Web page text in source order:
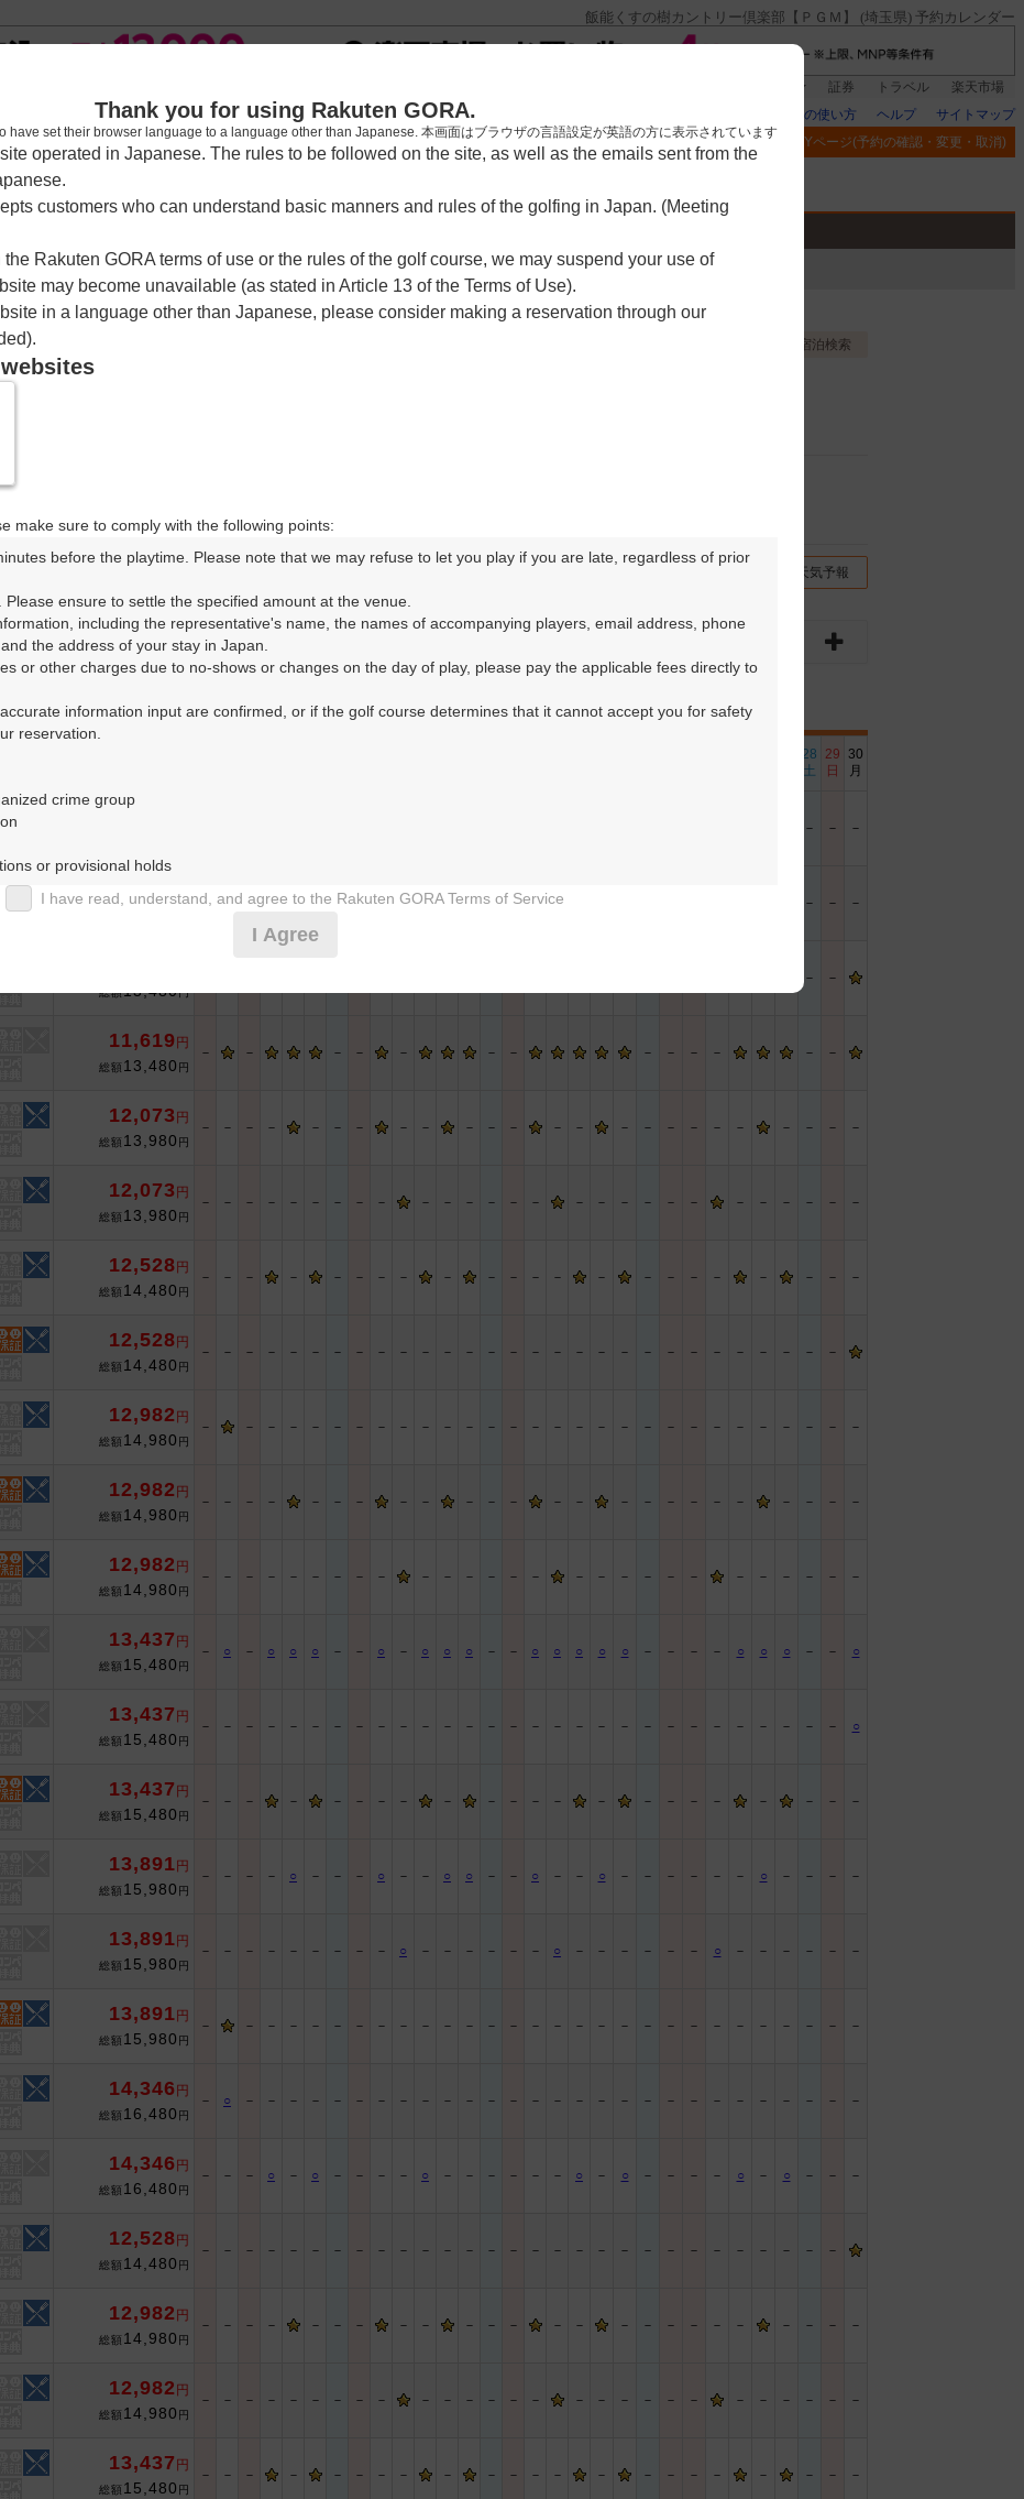
飯能くすの樹カントリー倶楽部【ＰＧＭ】 (埼玉県) 予約カレンダー
証券 トラベル
楽天市場
楽天GORAの使い方
ヘルプ
サイトマップ
閲覧履歴
お気に入り MYページ(予約の確認・変更・取消)
レンダー
ントリー倶楽部【ＰＧＭ】 宿泊検索
350
以内
天気予報
定して、ご希望のプランを絞り込むことができます。
10月 11月 12月
説明
28
土
29
日
30
月
－ － －
6,800円
－ ○ － ○ ○ ○ － － ○ － － － － － － － － － － －
総額13,480円
－ －
11,619 円
総額 13,480 円
－ － － － － － － － － － － － －
12,073 円
総額 13,980 円
－ － － － － － － － － － － － － － － － － － － － － － － －
12,073 円
総額 13,980 円
－ － － － － － － － － － － － － － － － － － － － － － － － － － －
12,528 円
総額 14,480 円
－ － － － － － － － － － － － － － － － － － － － － －
12,528 円
総額 14,480 円
－ － － － － － － － － － － － － － － － － － － － － － － － － － － － －
12,982 円
総額 14,980 円
－ － － － － － － － － － － － － － － － － － － － － － － － － － － － －
12,982 円
総額 14,980 円
－ － － － － － － － － － － － － － － － － － － － － － － －
12,982 円
総額 14,980 円
－ － － － － － － － － － － － － － － － － － － － － － － － － － －
13,437 円
総額 15,480 円
－ ○ － ○ ○ ○ － － ○ － ○ ○ ○ － － ○ ○ ○ ○ ○ － － － － ○ ○ ○ － － ○
13,437 円
総額 15,480 円
－ － － － － － － － － － － － － － － － － － － － － － － － － － － － － ○
13,437 円
総額 15,480 円
－ － － － － － － － － － － － － － － － － － － － － －
13,891 円
総額 15,980 円
－ － － － ○ － － － ○ － － ○ ○ － － ○ － － ○ － － － － － － ○ － － － －
13,891 円
総額 15,980 円
－ － － － － － － － － ○ － － － － － － ○ － － － － － － ○ － － － － － －
13,891 円
総額 15,980 円
－ － － － － － － － － － － － － － － － － － － － － － － － － － － － －
14,346 円
総額 16,480 円
－ ○ － － － － － － － － － － － － － － － － － － － － － － － － － － － －
14,346 円
総額 16,480 円
－ － － ○ － ○ － － － － ○ － － － － － － ○ － ○ － － － － ○ － ○ － － －
12,528 円
総額 14,480 円
－ － － － － － － － － － － － － － － － － － － － － － － － － － － － －
12,982 円
総額 14,980 円
－ － － － － － － － － － － － － － － － － － － － － － － －
12,982 円
総額 14,980 円
－ － － － － － － － － － － － － － － － － － － － － － － － － － －
13,437 円
総額 15,480 円
－ － － － － － － － － － － － － － － － － － － － － －
Thank you for using Rakuten GORA.
have set their browser language to a language other than Japanese. 本画面はブラウザの言語設定が英語の方に表示されています
operated in Japanese. The rules to be followed on the site, as well as the emails sent from the
customers who can understand basic manners and rules of the golfing in Japan. (Meeting
the Rakuten GORA terms of use or the rules of the golf course, we may suspend your use of
may become unavailable (as stated in Article 13 of the Terms of Use).
in a language other than Japanese, please consider making a reservation through our
make sure to comply with the following points:
before the playtime. Please note that we may refuse to let you play if you are late, regardless of prior
ensure to settle the specified amount at the venue.
including the representative's name, the names of accompanying players, email address, phone
the address of your stay in Japan.
or other charges due to no-shows or changes on the day of play, please pay the applicable fees directly to
information input are confirmed, or if the golf course determines that it cannot accept you for safety
reservation.
crime group
or provisional holds
during play (e.g., delaying play, ignoring rules, manners, or warnings)
I have read, understand, and agree to the Rakuten GORA Terms of Service
I Agree